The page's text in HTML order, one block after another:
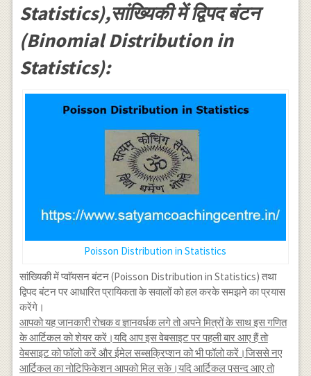
Statistics),सांख्यिकी में द्विपद बंटन
(Binomial Distribution in
Statistics):
Poisson Distribution in Statistics
सांख्यिकी में प्वाॅयसन बंटन (Poisson Distribution in Statistics) तथा
द्विपद बंटन पर आधारित प्रायिकता के सवालों को हल करके समझने का प्रयास
करेंगे।
आपको यह जानकारी रोचक व ज्ञानवर्धक लगे तो अपने मित्रों के साथ इस गणित
के आर्टिकल को शेयर करें।यदि आप इस वेबसाइट पर पहली बार आए हैं तो
वेबसाइट को फॉलो करें और ईमेल सब्सक्रिप्शन को भी फॉलो करें।जिससे नए
आर्टिकल का नोटिफिकेशन आपको मिल सके।यदि आर्टिकल पसन्द आए तो